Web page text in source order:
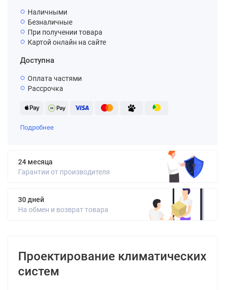
Наличными
Безналичные
При получении товара
Картой онлайн на сайте
Доступна
Оплата частями
Рассрочка
Подробнее
24 месяца
Гарантии от производителя
30 дней
На обмен и возврат товара
Проектирование климатических
систем